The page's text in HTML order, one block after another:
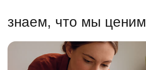
знаем, что мы ценим